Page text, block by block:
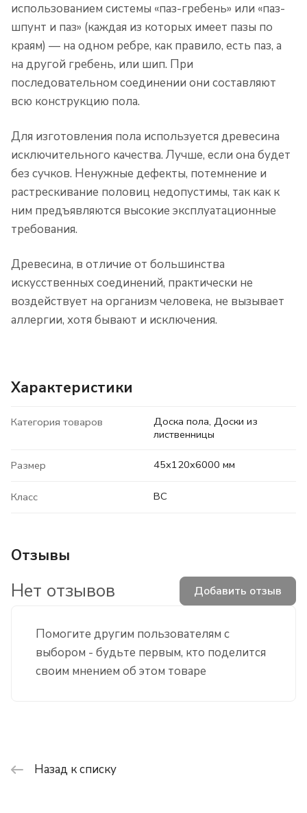
использованием системы «паз-гребень» или «паз-
шпунт и паз» (каждая из которых имеет пазы по
краям) — на одном ребре, как правило, есть паз, а
на другой гребень, или шип. При
последовательном соединении они составляют
всю конструкцию пола.
Для изготовления пола используется древесина
исключительного качества. Лучше, если она будет
без сучков. Ненужные дефекты, потемнение и
растрескивание половиц недопустимы, так как к
ним предъявляются высокие эксплуатационные
требования.
Древесина, в отличие от большинства
искусственных соединений, практически не
воздействует на организм человека, не вызывает
аллергии, хотя бывают и исключения.
Характеристики
Категория товаров
Доска пола, Доски из
лиственницы
Размер 45x120x6000 мм
Класс BC
Отзывы
Помогите другим пользователям с
выбором - будьте первым, кто поделится
своим мнением об этом товаре
Нет отзывов Добавить отзыв
Назад к списку